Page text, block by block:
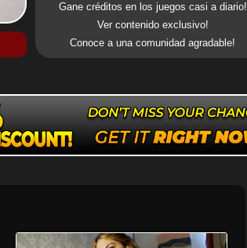
Gane créditos en los juegos casi a diario!
Ver contenido exclusivo!
Conoce a una comunidad agradable!